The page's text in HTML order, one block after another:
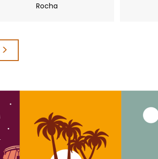
Rocha